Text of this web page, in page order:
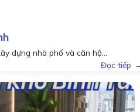
dựng nhà phố và căn hộ...
Đọc tiếp